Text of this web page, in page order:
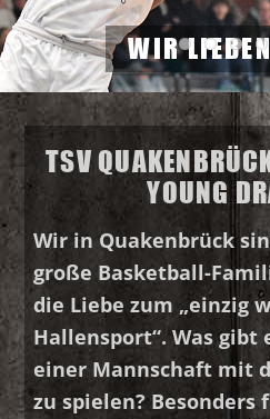
WIR
TSV
YOUNG
Wir in Quakenbrück
große Basketball-
die Liebe zum „einzig
Hallensport“. Was gibt
einer Mannschaft mit
zu spielen?